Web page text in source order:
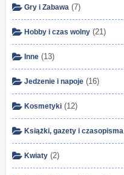
Gry i Zabawa (7)
Hobby i czas wolny (21)
Inne (13)
Jedzenie i napoje (16)
Kosmetyki (12)
Książki, gazety i czasopisma
Kwiaty (2)